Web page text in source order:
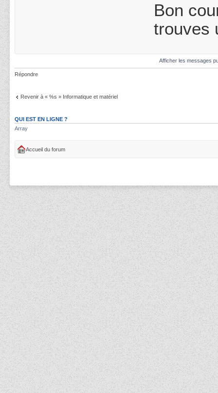
Bon
trouves
Afficher les messages
Répondre
Revenir à « %s » Informatique et matériel
QUI EST EN LIGNE ?
Array
Accueil du forum